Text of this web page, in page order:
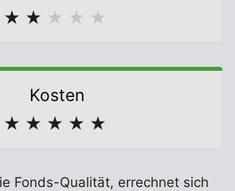
★ ★ ★ ★ ★
Kosten
★ ★ ★ ★ ★
Fonds-Qualität, errechnet sich